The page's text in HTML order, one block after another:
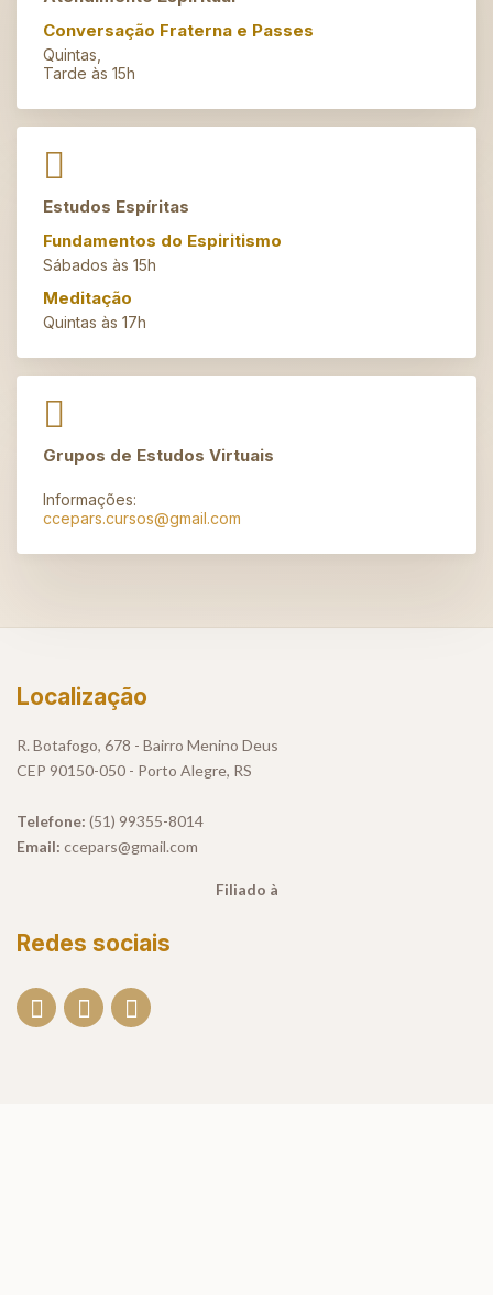
Conversação Fraterna e Passes
Quintas,
Tarde às 15h
Estudos Espíritas
Fundamentos do Espiritismo
Sábados às 15h
Meditação
Quintas às 17h
Grupos de Estudos Virtuais
Informações:
ccepars.cursos@gmail.com
Localização
R. Botafogo, 678 - Bairro Menino Deus
CEP 90150-050 - Porto Alegre, RS
Telefone: (51) 99355-8014
Email: ccepars@gmail.com
Filiado à
Redes sociais